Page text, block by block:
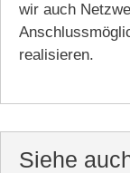
wir auch
realisieren.
Siehe